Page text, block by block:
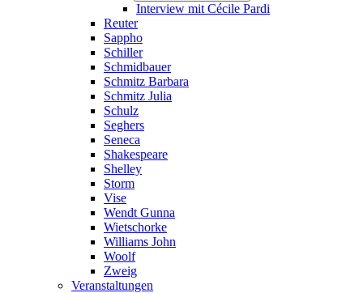
Interview mit Cécile Pardi
Reuter
Sappho
Schiller
Schmidbauer
Schmitz Barbara
Schmitz Julia
Schulz
Seghers
Seneca
Shakespeare
Shelley
Storm
Vise
Wendt Gunna
Wietschorke
Williams John
Woolf
Zweig
Veranstaltungen